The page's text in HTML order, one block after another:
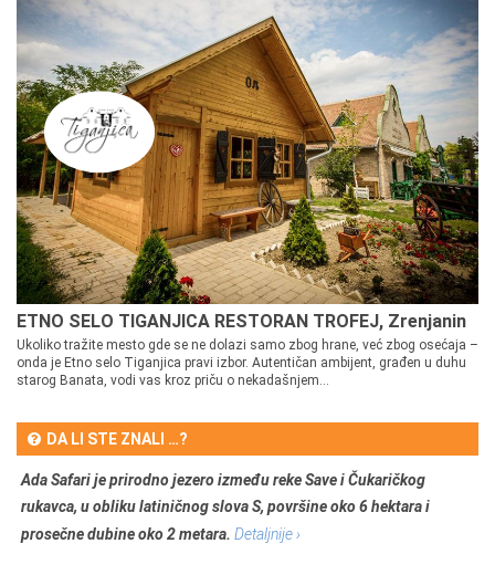
ETNO SELO TIGANJICA RESTORAN TROFEJ, Zrenjanin
Ukoliko tražite mesto gde se ne dolazi samo zbog hrane, već zbog osećaja –
onda je Etno selo Tiganjica pravi izbor. Autentičan ambijent, građen u duhu
starog Banata, vodi vas kroz priču o nekadašnjem...
DA LI STE ZNALI …?
Ada Safari je prirodno jezero između reke Save i Čukaričkog
rukavca, u obliku latiničnog slova S, površine oko 6 hektara i
prosečne dubine oko 2 metara. Detaljnije ›